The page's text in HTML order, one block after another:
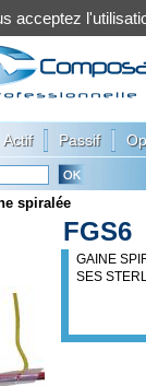
Actif Passif
spiralée
FGS6
GAINE
SES
acceptez